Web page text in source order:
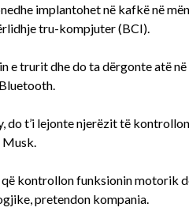
implantohet në kafkë në
tru-kompjuter (BCI).
trurit dhe do ta dërgonte atë
do t’i lejonte njerëzit të
Musk.
kontrollon funksionin motorik
pretendon kompania.